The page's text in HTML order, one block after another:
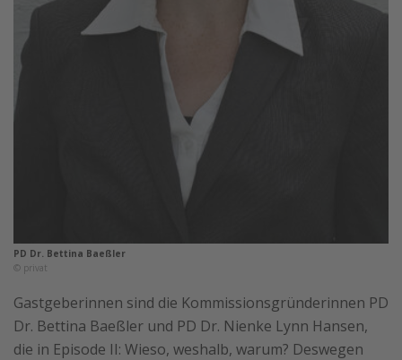
PD Dr. Bettina Baeßler
© privat
Gastgeberinnen sind die Kommissionsgründerinnen PD
Dr. Bettina Baeßler und PD Dr. Nienke Lynn Hansen,
die in Episode II: Wieso, weshalb, warum? Deswegen